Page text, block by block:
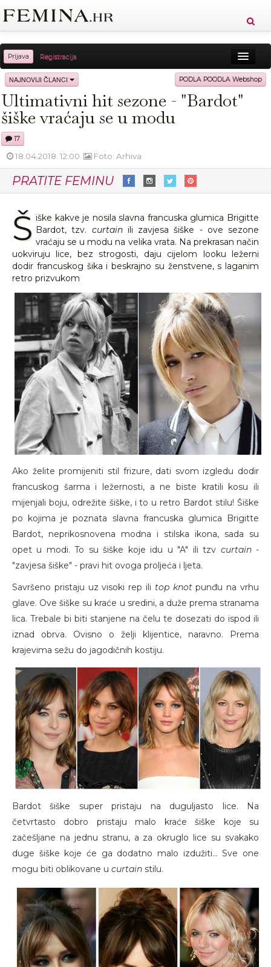
Prijava Registracija
Sreća Zdravlje Vitkost
Moda Ljubav Relax Putovanja Recepti
Proizvodi
NAJNOVIJI ČLANCI PODLA POODLA Webshop
Ultimativni hit sezone - "Bardot"
šiške vraćaju se u modu
17
18.04.2018. 12:00 Foto: Arhiva
PRATITE FEMINU
Š iške kakve je nosila slavna francuska glumica Brigitte
Bardot, tzv. curtainili zavjesa šiške - ove sezone
vraćaju se u modu na velika vrata. Na prekrasan način
uokviruju lice, bez strogosti, daju cijelom looku ležerni
dodir francuskog šika i beskrajno su ženstvene, s laganim
retro prizvukom
Ako želite promijeniti stil frizure, dati svom izgledu dodir
francuskog šarma i ležernosti, a ne biste kratili kosu ili
mijenjali boju, odrežite šiške, i to u retro Bardot stilu! Šiške
po kojima je poznata slavna francuska glumica Brigitte
Bardot, neprikosnovena modna i stilska ikona, sada su
opet u modi. To su šiške koje idu u "A" ili tzv curtain-
"zavjesa šiške" - pravi hit ovoga proljeća i ljeta.
Savršeno pristaju uz visoki rep ili top knotpunđu na vrhu
glave. Ove šiške su kraće u sredini, a duže prema stranama
lica. Trebale bi biti stanjene na čelu te dosezati do ispod ili
iznad obrva. Ovisno o želji klijentice, naravno. Prema
krajevima sežu do jagodičnih kostiju.
Bardot šiške super pristaju na duguljasto lice. Na
četvrtasto dobro pristaju malo kraće šiške koje su
začešljane na jednu stranu, a za okruglo lice su svakako
duge šiške koje će ga dodatno malo izdužiti... Sve one
mogu biti oblikovane u curtain stilu.